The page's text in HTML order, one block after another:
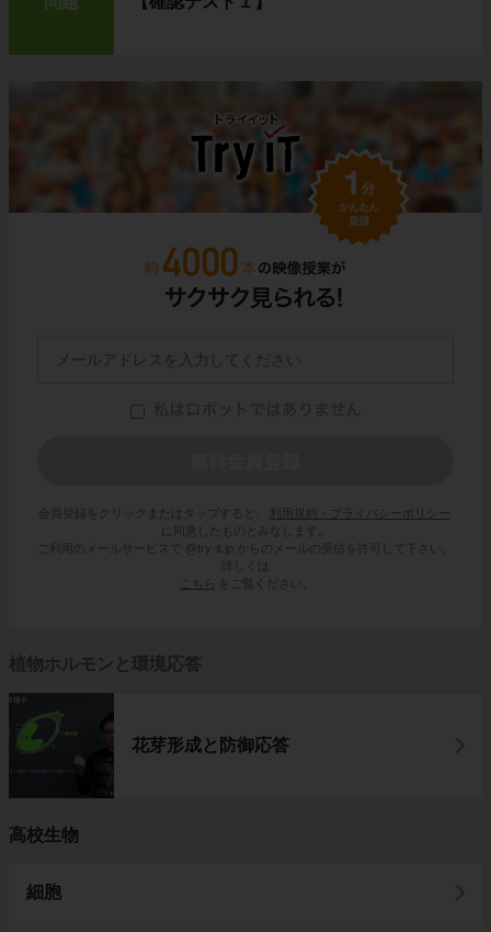
会員登録をクリックまたはタップすると、
利用規約・プライバシーポリシー
に同意したものとみなします。
ご利用のメールサービスで @try-it.jp からのメールの受信を許可して下さい。
詳しくは
こちら
をご覧ください。
植物ホルモンと環境応答
花芽形成と防御応答
高校生物
細胞